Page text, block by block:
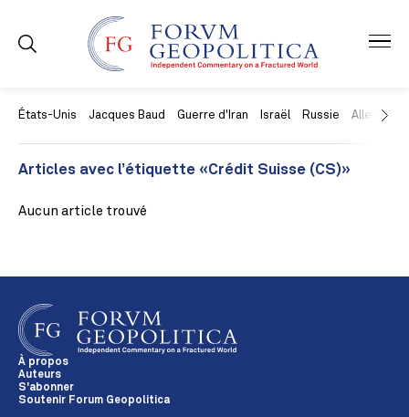
États-Unis Jacques Baud Guerre d'Iran Israël Russie Allemagne
Articles avec l’étiquette «Crédit Suisse (CS)»
Aucun article trouvé
À propos
Auteurs
S'abonner
Soutenir Forum Geopolitica